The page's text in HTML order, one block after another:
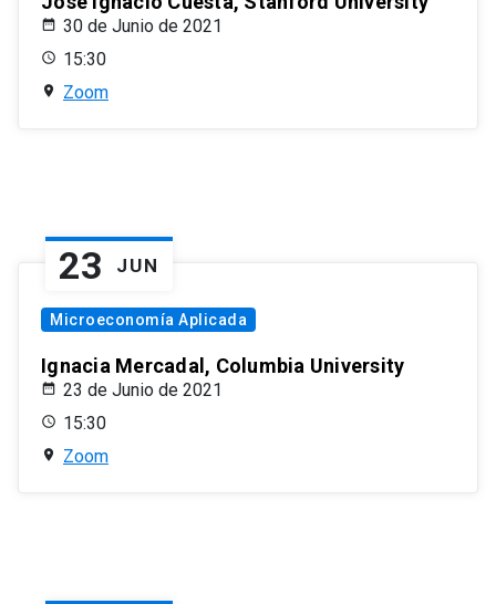
30 de Junio de 2021
15:30
Zoom
23 JUN
Microeconomía Aplicada
Ignacia Mercadal, Columbia University
23 de Junio de 2021
15:30
Zoom